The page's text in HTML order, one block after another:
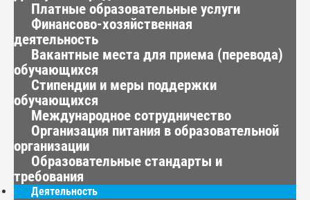
Платные образовательные услуги
Финансово-хозяйственная
деятельность
Вакантные места для приема (перевода)
обучающихся
Стипендии и меры поддержки
обучающихся
Международное сотрудничество
Организация питания в образовательной
организации
Образовательные стандарты и
требования
Деятельность